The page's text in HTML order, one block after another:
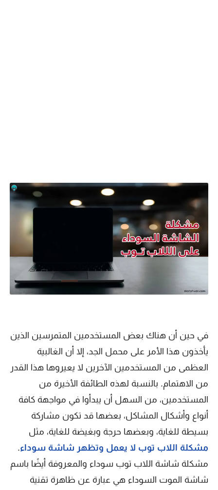
في حين أن هناك بعض المستخدمين المتمرسين الذين
يأخذون هذا الأمر على محمل الجد، إلا أن الغالبية
العظمى من المستخدمين الآخرين لا يعيروها هذا القدر
من الاهتمام. بالنسبة لهذه الطائفة الأخيرة من
المستخدمين، من السهل أن يبدأوا في مواجهة كافة
أنواع وأشكال المشاكل، بعضها قد تكون مشاركة
بسيطة للغاية، وبعضها حرجة وبغيضة للغاية، مثل
مشكلة اللاب توب لا يعمل وتظهر شاشة سوداء.
مشكلة شاشة اللاب توب سوداء والمعروفة أيضًا باسم
شاشة الموت السوداء هي عبارة عن ظاهرة تقنية